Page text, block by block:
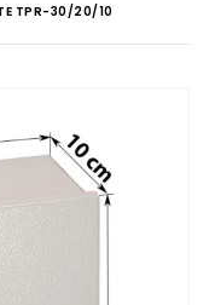
TPR-30/20/10